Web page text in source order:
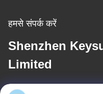
हमसे संपर्क करें
Shenzhen
Limited
ई-मेल